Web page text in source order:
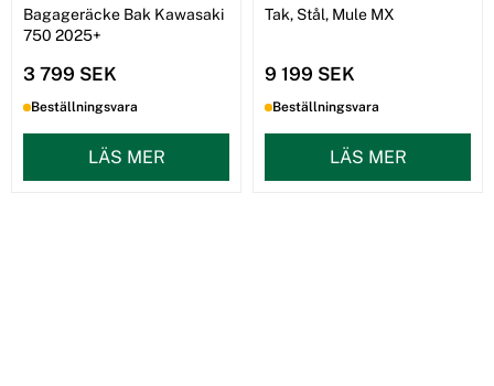
Bagageräcke Bak Kawasaki
750 2025+
3 799 SEK
Beställningsvara
LÄS MER
Tak, Stål, Mule MX
9 199 SEK
Beställningsvara
LÄS MER